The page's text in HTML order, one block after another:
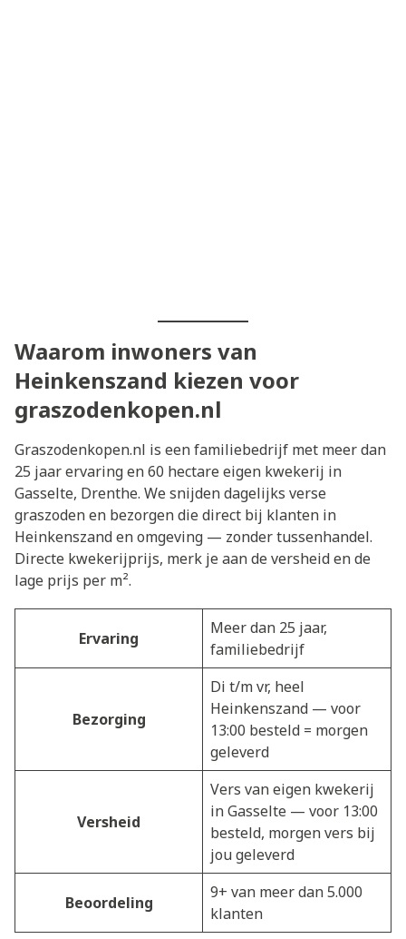
Waarom inwoners van
Heinkenszand kiezen voor
graszodenkopen.nl
Graszodenkopen.nl is een familiebedrijf met meer dan
25 jaar ervaring en 60 hectare eigen kwekerij in
Gasselte, Drenthe. We snijden dagelijks verse
graszoden en bezorgen die direct bij klanten in
Heinkenszand en omgeving — zonder tussenhandel.
Directe kwekerijprijs, merk je aan de versheid en de
lage prijs per m².
Ervaring
Meer dan 25 jaar,
familiebedrijf
Bezorging
Di t/m vr, heel
Heinkenszand — voor
13:00 besteld = morgen
geleverd
Versheid
Vers van eigen kwekerij
in Gasselte — voor 13:00
besteld, morgen vers bij
jou geleverd
Beoordeling
9+ van meer dan 5.000
klanten